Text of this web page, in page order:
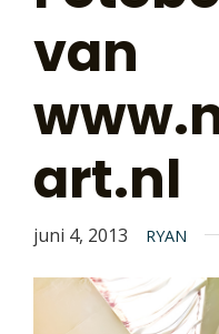
van
art.nl
juni 4, 2013 RYAN